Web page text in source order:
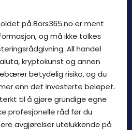
på Bors365.no er ment
og må ikke tolkes
All handel
kryptokunst og annen
betydelig risiko, og du
enn det investerte beløpet.
til å gjøre grundige egne
profesjonelle råd før du
avgjørelser utelukkende på